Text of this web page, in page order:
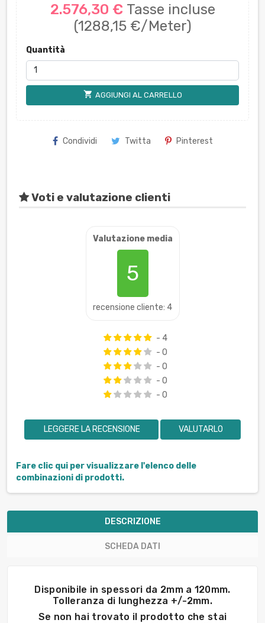
2.576,30 € Tasse incluse
(1288,15 €/Meter)
Quantità
shopping_cart AGGIUNGI AL CARRELLO
Condividi Twitta Pinterest
Voti e valutazione clienti
Valutazione media
5
recensione cliente: 4
- 4
- 0
- 0
- 0
- 0
LEGGERE LA RECENSIONE VALUTARLO
Fare clic qui per visualizzare l'elenco delle
combinazioni di prodotti.
DESCRIZIONE
SCHEDA DATI
Disponibile in spessori da 2mm a 120mm.
Tolleranza di lunghezza +/-2mm.
Se non hai trovato il prodotto che stai